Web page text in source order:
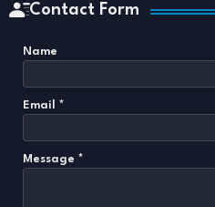
Contact Form
Name
Email *
Message *